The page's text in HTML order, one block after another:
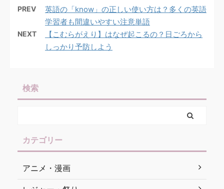
PREV
英語の「know」の正しい使い方は？多くの英語
学習者も間違いやすい注意単語
NEXT
【こむらがえり】はなぜ起こるの？日ごろから
しっかり予防しよう
検索
カテゴリー
アニメ・漫画